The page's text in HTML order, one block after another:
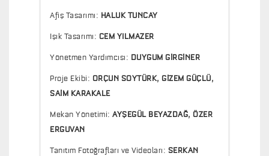
Afiş Tasarımı: HALUK TUNCAY
Işık Tasarımı: CEM YILMAZER
Yönetmen Yardımcısı: DUYGUM GİRGİNER
Proje Ekibi: ORÇUN SOYTÜRK, GİZEM GÜÇLÜ,
SAİM KARAKALE
Mekan Yönetimi: AYŞEGÜL BEYAZDAĞ, ÖZER
ERGUVAN
Tanıtım Fotoğrafları ve Videoları: SERKAN